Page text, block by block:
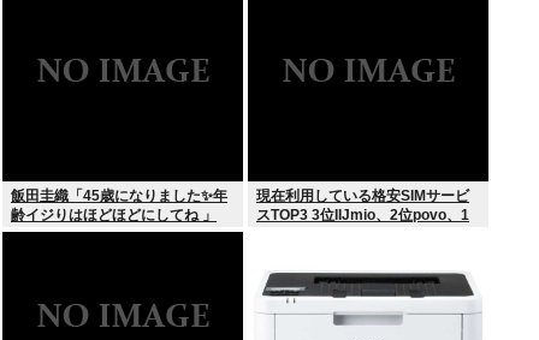
飯田圭織「45歳になりました✨年
齢イジりはほどほどにしてね 」
現在利用している格安SIMサービ
スTOP3 3位IIJmio、2位povo、1